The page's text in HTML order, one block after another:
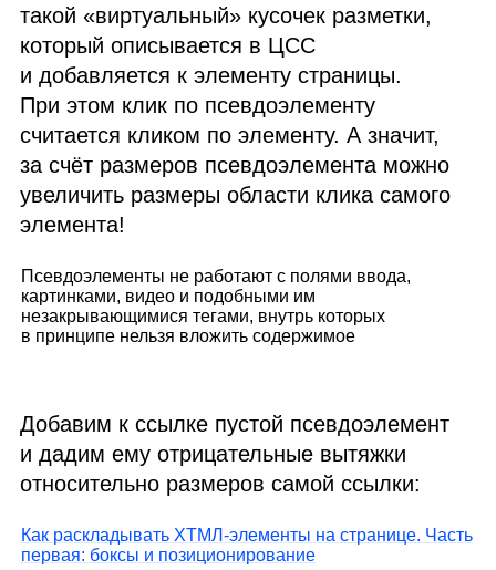
такой «вир­ту­аль­ный» кусочек разметки,
который описывается в ЦСС
и добавляется к элементу страницы.
При этом клик по псевдоэлементу
считается кликом по элементу. А значит,
за счёт размеров псевдоэлемента можно
увеличить размеры области клика самого
элемента!
Псевдоэлементы не работают с полями ввода,
картинками, видео и подобными им
незакрывающимися тегами, внутрь которых
в принципе нельзя вложить содержимое
Добавим к ссылке пустой псевдоэлемент
и дадим ему отрицательные вытяжки
относительно размеров самой ссылки:
Как раскладывать ХТМЛ‑элементы на странице. Часть
первая: боксы и позиционирование